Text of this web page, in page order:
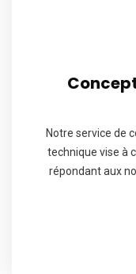
Notre service de
technique vise à
répondant aux